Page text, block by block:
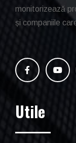
monitorizează
și companiile
Utile